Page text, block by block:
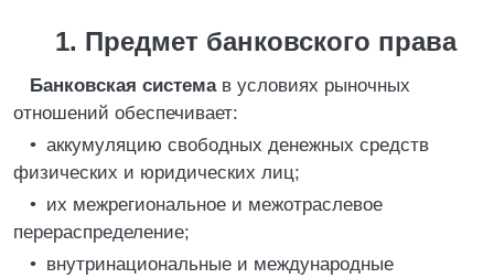
1. Предмет банковского права
Банковская системав условиях рыночных
отношений обеспечивает:
• аккумуляцию свободных денежных средств
физических и юридических лиц;
• их межрегиональное и межотраслевое
перераспределение;
• внутринациональные и международные